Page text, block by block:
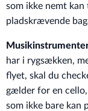
som ikke nemt kan
pladskrævende
har i rygsækken,
flyet, skal du
gælder for en
som ikke bare kan